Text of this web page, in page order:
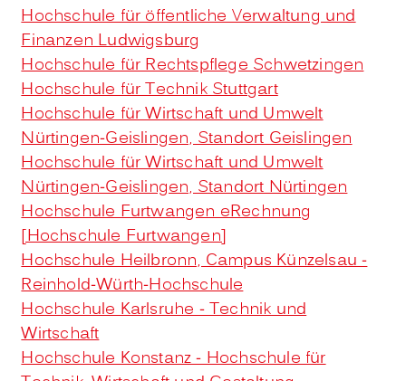
Hochschule für öffentliche Verwaltung und
Finanzen Ludwigsburg
Hochschule für Rechtspflege Schwetzingen
Hochschule für Technik Stuttgart
Hochschule für Wirtschaft und Umwelt
Nürtingen-Geislingen, Standort Geislingen
Hochschule für Wirtschaft und Umwelt
Nürtingen-Geislingen, Standort Nürtingen
Hochschule Furtwangen eRechnung
[Hochschule Furtwangen]
Hochschule Heilbronn, Campus Künzelsau -
Reinhold-Würth-Hochschule
Hochschule Karlsruhe - Technik und
Wirtschaft
Hochschule Konstanz - Hochschule für